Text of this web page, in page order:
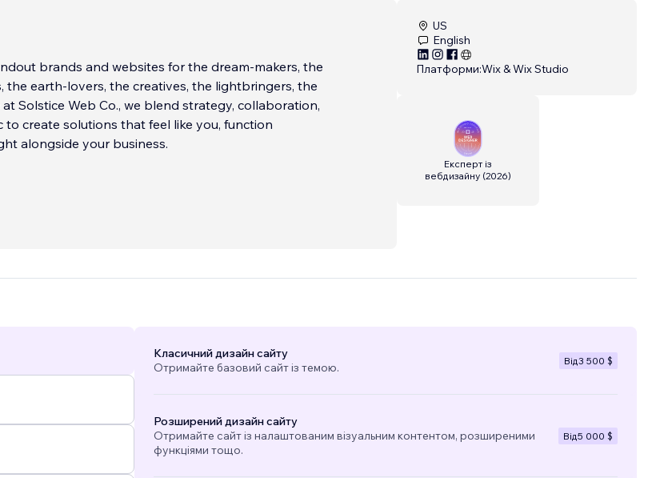
brands and websites for the dream-makers, the
the earth-lovers, the creatives, the lightbringers, the
Solstice Web Co., we blend strategy, collaboration,
to create solutions that feel like you, function
alongside your business.
US
English
Платформи:Wix & Wix Studio
Експерт із
вебдизайну (2026)
Класичний дизайн сайту
Отримайте базовий сайт із темою.
Від3 500 $
Розширений дизайн сайту
Отримайте сайт із налаштованим візуальним контентом, розширеними
функціями тощо.
Від5 000 $